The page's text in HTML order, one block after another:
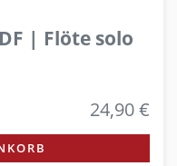
| Flöte solo
24,90 €